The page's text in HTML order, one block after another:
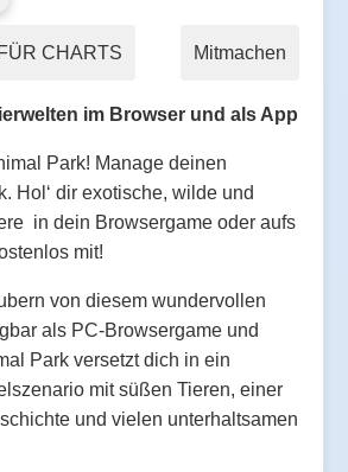
CHARTS Mitmachen
im Browser und als App
Park! Manage deinen
Hol‘ dir exotische, wilde und
in dein Browsergame oder aufs
mit!
von diesem wundervollen
als PC-Browsergame und
Park versetzt dich in ein
mit süßen Tieren, einer
und vielen unterhaltsamen